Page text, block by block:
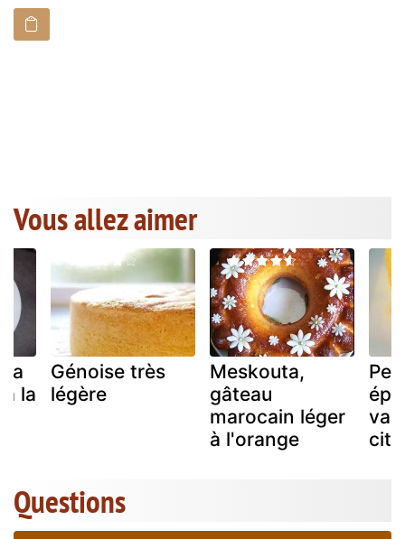
Vous allez aimer
a
la
Génoise très
légère
Meskouta,
gâteau
marocain léger
à l'orange
Questions